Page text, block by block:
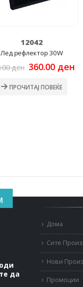
12042
Лед рефлектор 30W
ден Original
was:
480.00 ден.
360.00 ден
ПРОЧИТАЈ ПОВЕЌЕ
да
Дома
Сите
Нови
Промоции